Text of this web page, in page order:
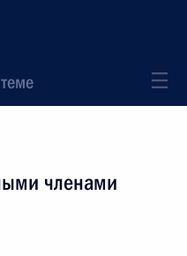
членами